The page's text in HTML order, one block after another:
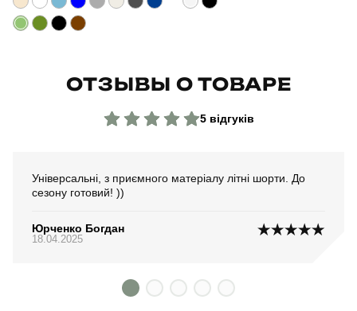
ОТЗЫВЫ О ТОВАРЕ
5 відгуків
Універсальні, з приємного матеріалу літні шорти. До
сезону готовий! ))
Юрченко Богдан
18.04.2025